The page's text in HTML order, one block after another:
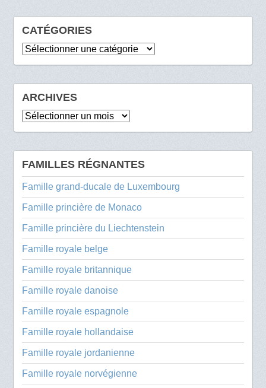
CATÉGORIES
Catégories
ARCHIVES
Archives
FAMILLES RÉGNANTES
Famille grand-ducale de Luxembourg
Famille princière de Monaco
Famille princière du Liechtenstein
Famille royale belge
Famille royale britannique
Famille royale danoise
Famille royale espagnole
Famille royale hollandaise
Famille royale jordanienne
Famille royale norvégienne